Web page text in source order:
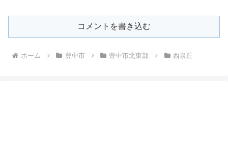
コメントを書き込む
ホーム 豊中市 豊中市北東部 西泉丘